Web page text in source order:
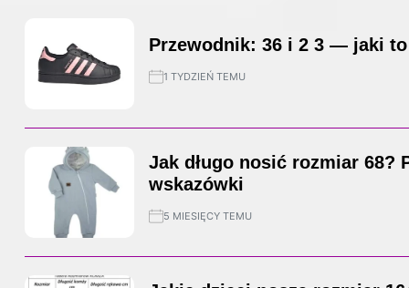
Przewodnik: 36 i 2 3 — jaki
1 TYDZIEŃ TEMU
Jak długo nosić rozmiar 68?
wskazówki
5 MIESIĘCY TEMU